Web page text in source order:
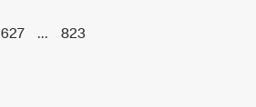
627 ... 823